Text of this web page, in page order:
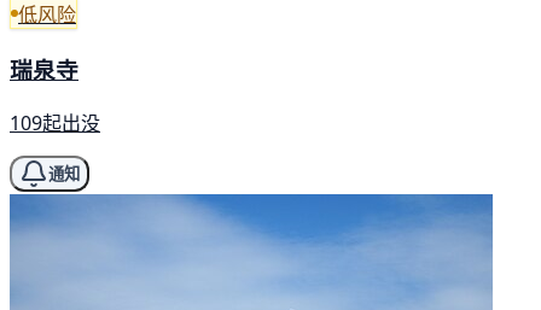
低风险
瑞泉寺
109起出没
通知